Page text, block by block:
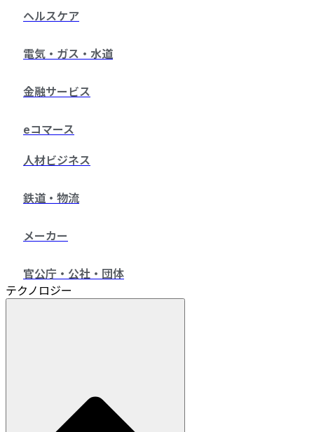
ヘルスケア
電気・ガス・水道
金融サービス
eコマース
人材ビジネス
鉄道・物流
メーカー
官公庁・公社・団体
テクノロジー